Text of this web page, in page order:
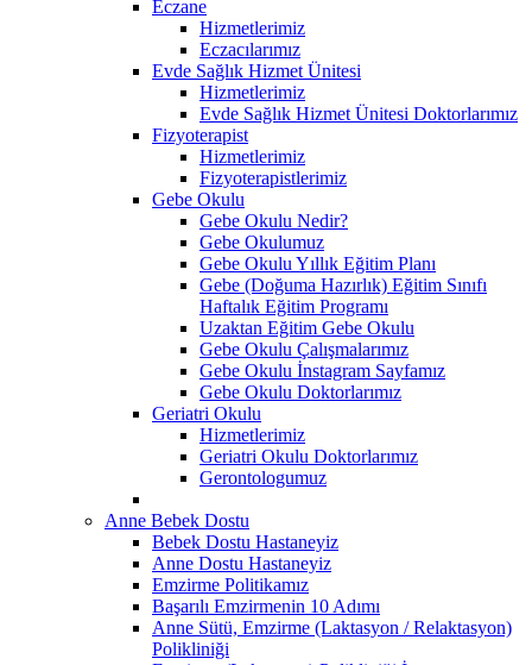
Eczane
Hizmetlerimiz
Eczacılarımız
Evde Sağlık Hizmet Ünitesi
Hizmetlerimiz
Evde Sağlık Hizmet Ünitesi Doktorlarımız
Fizyoterapist
Hizmetlerimiz
Fizyoterapistlerimiz
Gebe Okulu
Gebe Okulu Nedir?
Gebe Okulumuz
Gebe Okulu Yıllık Eğitim Planı
Gebe (Doğuma Hazırlık) Eğitim Sınıfı
Haftalık Eğitim Programı
Uzaktan Eğitim Gebe Okulu
Gebe Okulu Çalışmalarımız
Gebe Okulu İnstagram Sayfamız
Gebe Okulu Doktorlarımız
Geriatri Okulu
Hizmetlerimiz
Geriatri Okulu Doktorlarımız
Gerontologumuz
Anne Bebek Dostu
Bebek Dostu Hastaneyiz
Anne Dostu Hastaneyiz
Emzirme Politikamız
Başarılı Emzirmenin 10 Adımı
Anne Sütü, Emzirme (Laktasyon / Relaktasyon)
Polikliniği